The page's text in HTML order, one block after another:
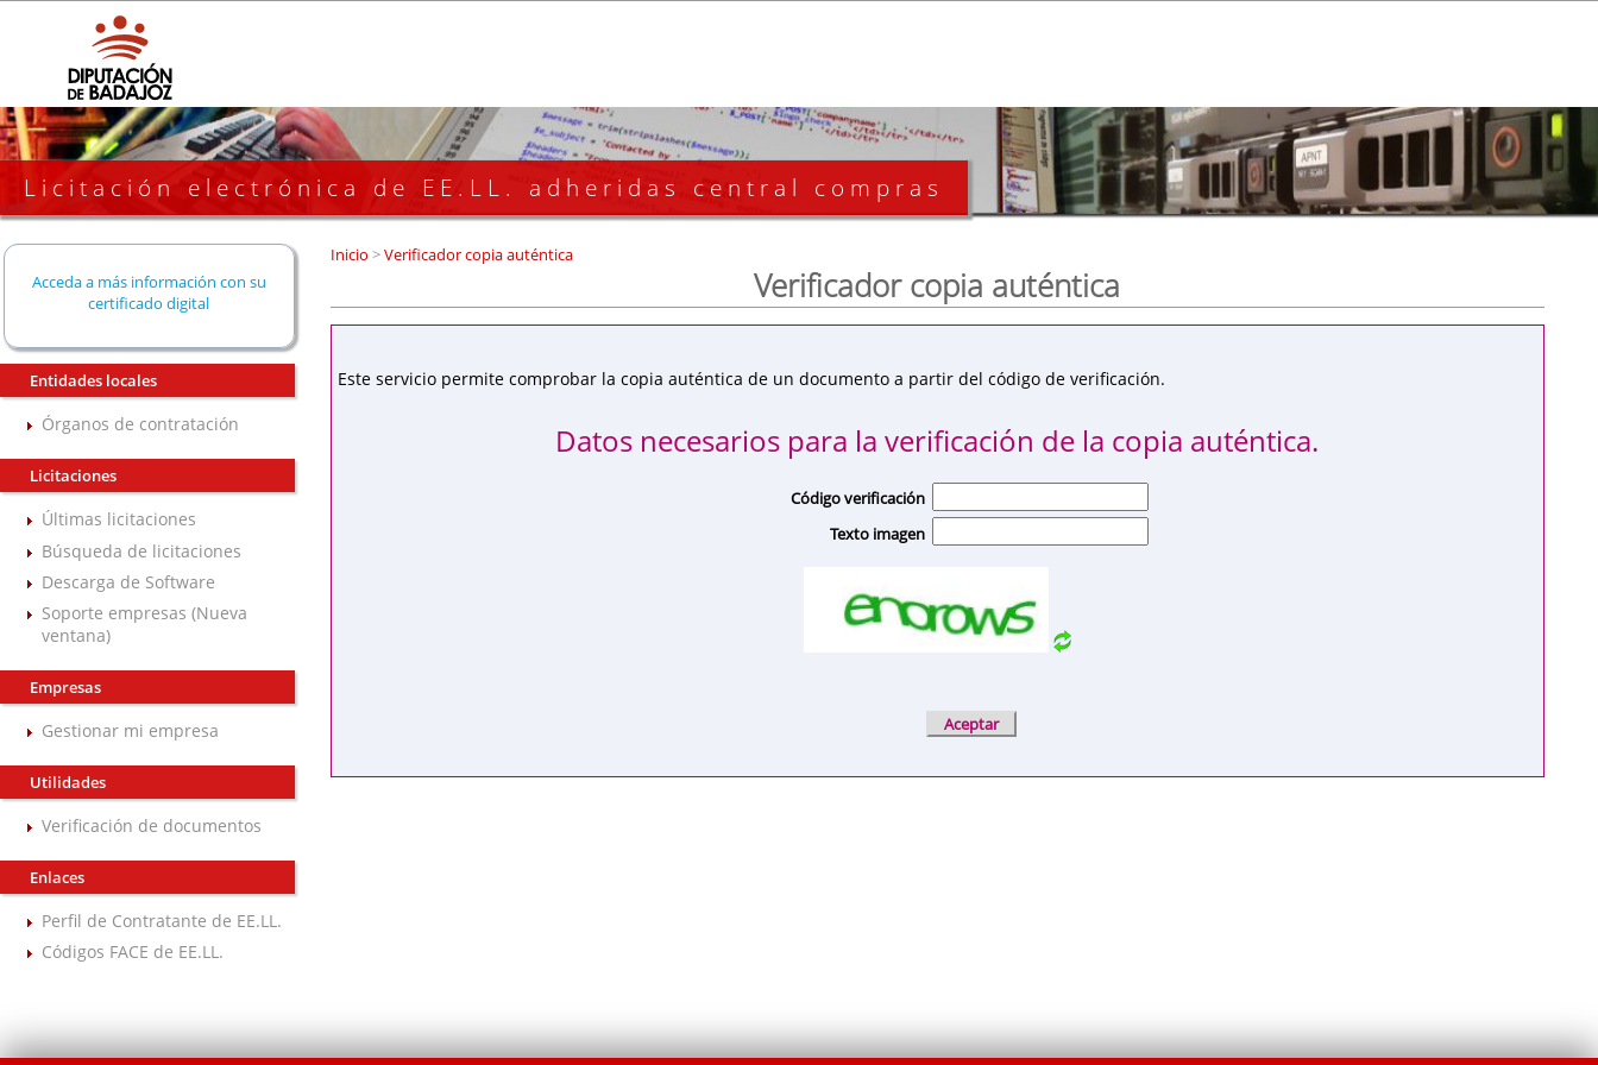
Licitación electrónica de EE.LL. adheridas central compras
Acceda a más información con su
certificado digital
Entidades locales
Órganos de contratación
Licitaciones
Últimas licitaciones
Búsqueda de licitaciones
Descarga de Software
Soporte empresas (Nueva
ventana)
Empresas
Gestionar mi empresa
Utilidades
Verificación de documentos
Enlaces
Perfil de Contratante de EE.LL.
Códigos FACE de EE.LL.
Inicio >Verificador copia auténtica
Verificador copia auténtica
Este servicio permite comprobar la copia auténtica de un documento a partir del código de verificación.
Datos necesarios para la verificación de la copia auténtica.
Código verificación
Texto imagen